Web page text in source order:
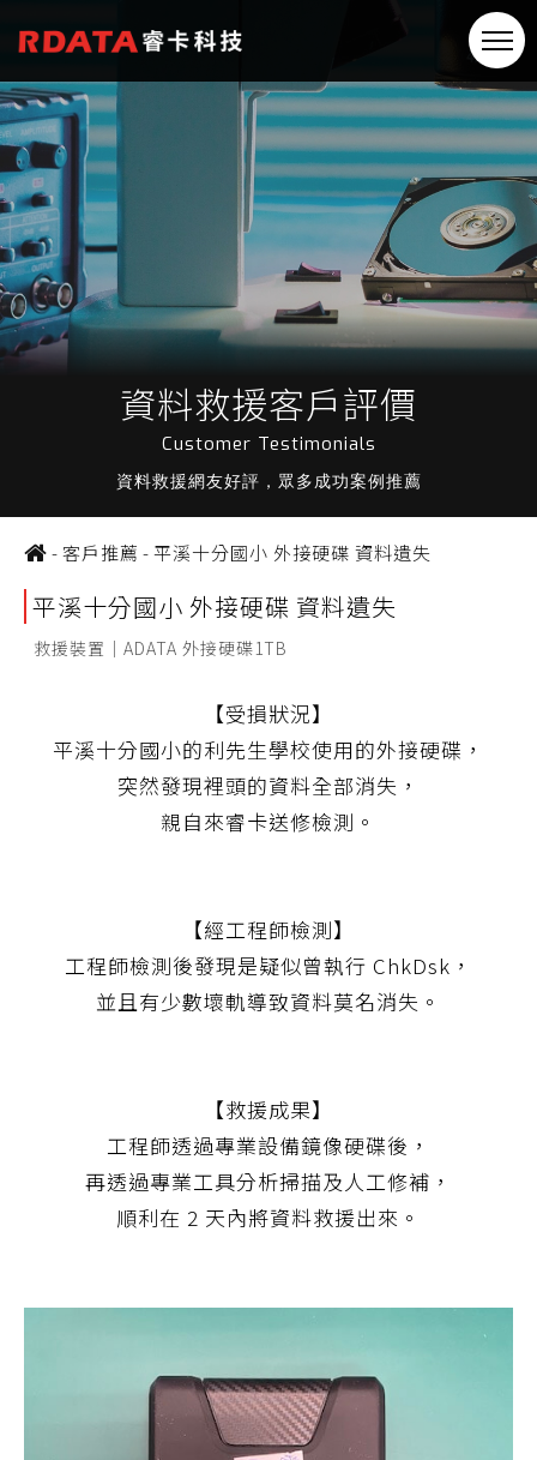
資料救援客戶評價
Customer Testimonials
資料救援網友好評，眾多成功案例推薦
-客戶推薦 -平溪十分國小 外接硬碟 資料遺失
平溪十分國小 外接硬碟 資料遺失
救援裝置｜ADATA 外接硬碟1TB
【受損狀況】
平溪十分國小的利先生學校使用的外接硬碟，
突然發現裡頭的資料全部消失，
親自來睿卡送修檢測。
【經工程師檢測】
工程師檢測後發現是疑似曾執行 ChkDsk，
並且有少數壞軌導致資料莫名消失。
【救援成果】
工程師透過專業設備鏡像硬碟後，
再透過專業工具分析掃描及人工修補，
順利在 2 天內將資料救援出來。